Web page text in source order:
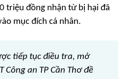
triệu đồng nhận từ bị hại đã
mục đích cá nhân.
tiếp tục điều tra, mở
Công an TP Cần Thơ đề